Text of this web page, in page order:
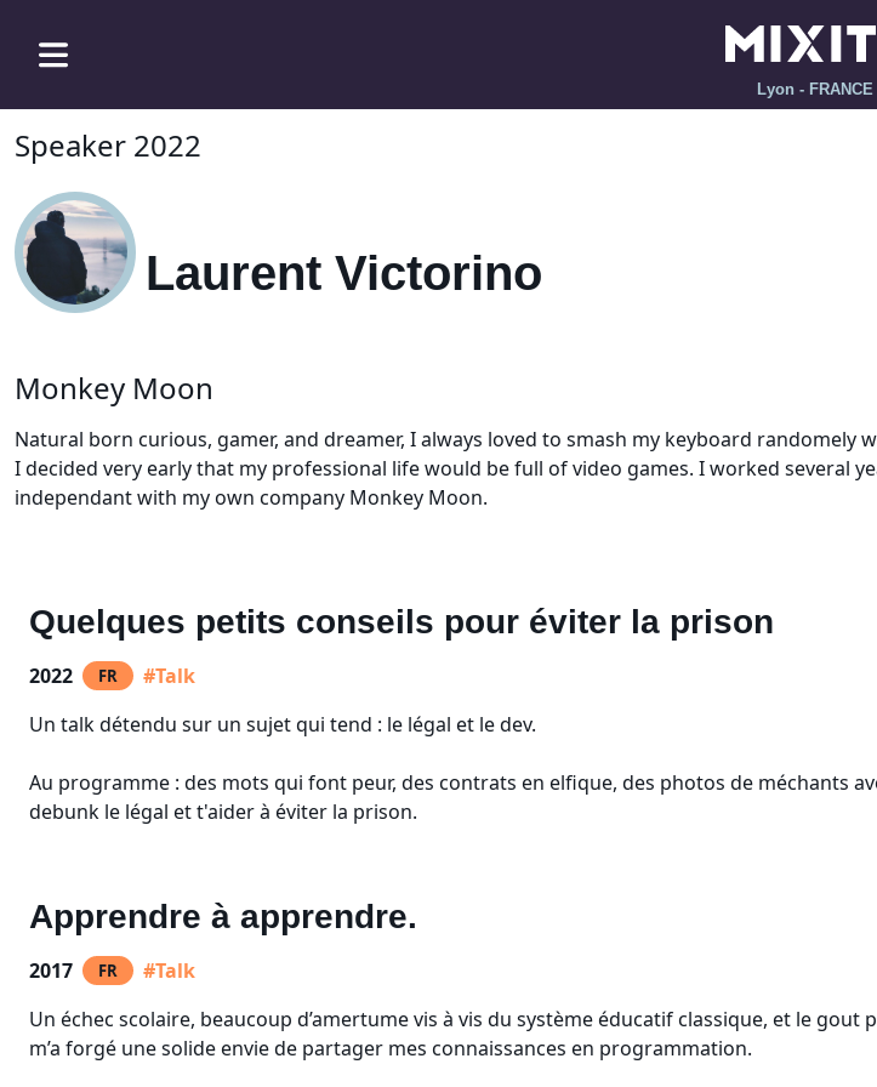
Lyon - FRANCE
Speaker 2022
Laurent Victorino
Monkey Moon
Natural born curious, gamer, and dreamer, I always loved to smash my keyboard
I decided very early that my professional life would be full of video games. I worked several
independant with my own company Monkey Moon.
Quelques petits conseils pour éviter la prison
2022 FR
#Talk
Un talk détendu sur un sujet qui tend : le légal et le dev.
Au programme : des mots qui font peur, des contrats en elfique, des photos de méchants
debunk le légal et t'aider à éviter la prison.
Apprendre à apprendre.
2017 FR
#Talk
Un échec scolaire, beaucoup d’amertume vis à vis du système éducatif classique, et le
m’a forgé une solide envie de partager mes connaissances en programmation.